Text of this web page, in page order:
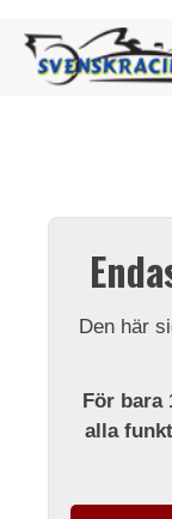
Den här
För bara
alla